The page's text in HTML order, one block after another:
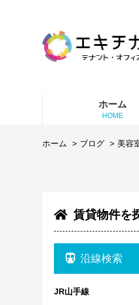
ホーム
HOME
ホーム ブログ 美容
賃貸物件を
沿線検索
JR山手線